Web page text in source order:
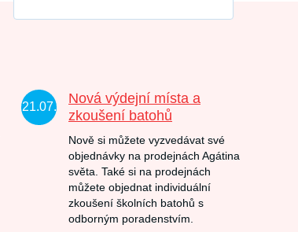
21.07.
Nová výdejní místa a
zkoušení batohů
Nově si můžete vyzvedávat své
objednávky na prodejnách Agátina
světa. Také si na prodejnách
můžete objednat individuální
zkoušení školních batohů s
odborným poradenstvím.